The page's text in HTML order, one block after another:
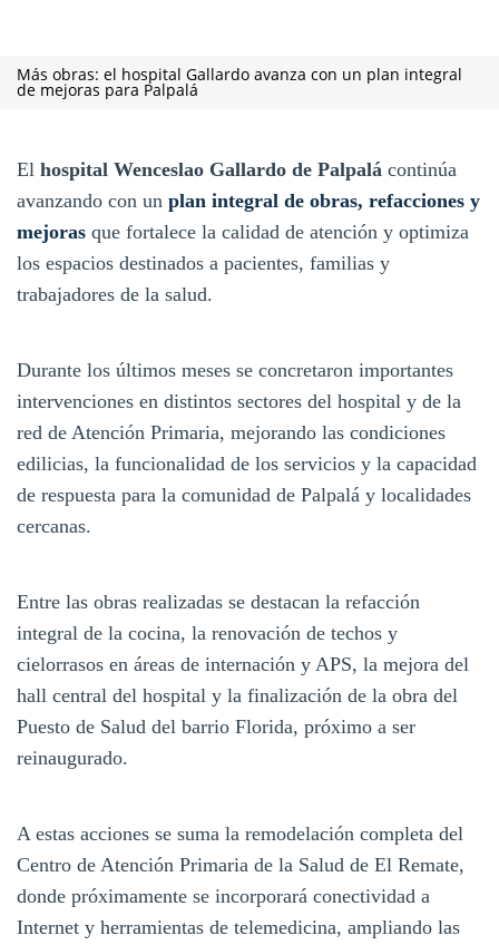
Más obras: el hospital Gallardo avanza con un plan integral
de mejoras para Palpalá
El hospital Wenceslao Gallardo de Palpalá continúa
avanzando con un plan integral de obras, refacciones y
mejoras que fortalece la calidad de atención y optimiza
los espacios destinados a pacientes, familias y
trabajadores de la salud.
Durante los últimos meses se concretaron importantes
intervenciones en distintos sectores del hospital y de la
red de Atención Primaria, mejorando las condiciones
edilicias, la funcionalidad de los servicios y la capacidad
de respuesta para la comunidad de Palpalá y localidades
cercanas.
Entre las obras realizadas se destacan la refacción
integral de la cocina, la renovación de techos y
cielorrasos en áreas de internación y APS, la mejora del
hall central del hospital y la finalización de la obra del
Puesto de Salud del barrio Florida, próximo a ser
reinaugurado.
A estas acciones se suma la remodelación completa del
Centro de Atención Primaria de la Salud de El Remate,
donde próximamente se incorporará conectividad a
Internet y herramientas de telemedicina, ampliando las